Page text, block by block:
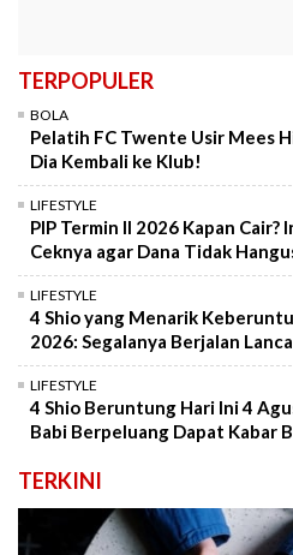
TERPOPULER
BOLA
Pelatih FC Twente Usir Mees
Dia Kembali ke Klub!
LIFESTYLE
PIP Termin II 2026 Kapan Cair?
Ceknya agar Dana Tidak
LIFESTYLE
4 Shio yang Menarik
2026: Segalanya Berjalan
LIFESTYLE
4 Shio Beruntung Hari Ini 4
Babi Berpeluang Dapat Kabar
TERKINI